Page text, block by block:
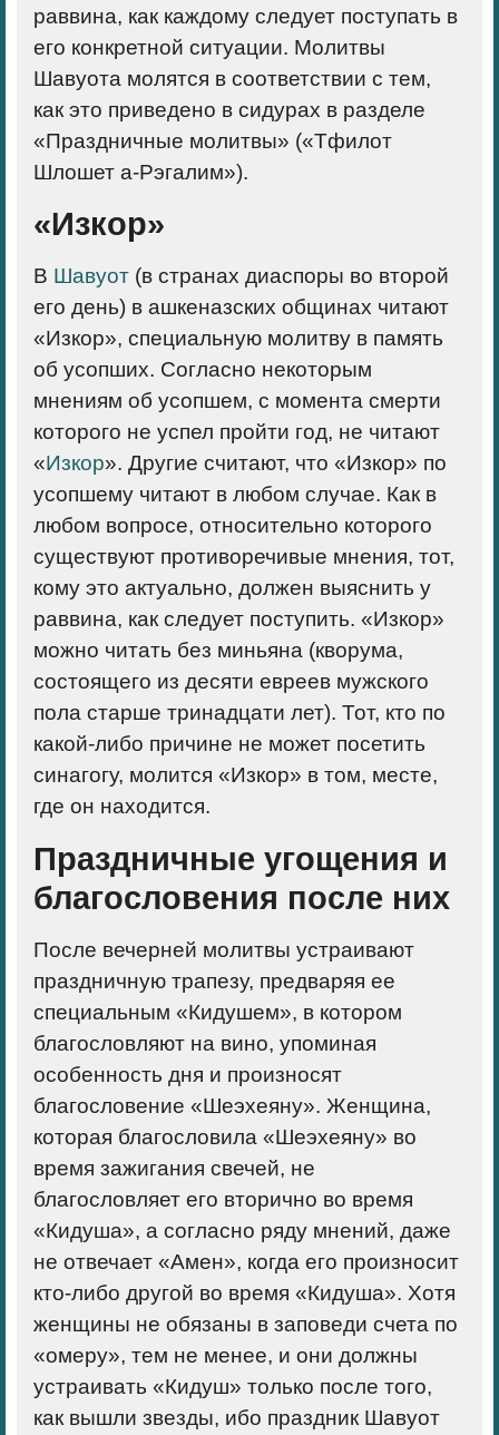
раввина, как каждому следует поступать в
его конкретной ситуации. Молитвы
Шавуота молятся в соответствии с тем,
как это приведено в сидурах в разделе
«Праздничные молитвы» («Тфилот
Шлошет а-Рэгалим»).
«Изкор»
В Шавуот (в странах диаспоры во второй
его день) в ашкеназских общинах читают
«Изкор», специальную молитву в память
об усопших. Согласно некоторым
мнениям об усопшем, с момента смерти
которого не успел пройти год, не читают
«Изкор». Другие считают, что «Изкор» по
усопшему читают в любом случае. Как в
любом вопросе, относительно которого
существуют противоречивые мнения, тот,
кому это актуально, должен выяснить у
раввина, как следует поступить. «Изкор»
можно читать без миньяна (кворума,
состоящего из десяти евреев мужского
пола старше тринадцати лет). Тот, кто по
какой-либо причине не может посетить
синагогу, молится «Изкор» в том, месте,
где он находится.
Праздничные угощения и
благословения после них
После вечерней молитвы устраивают
праздничную трапезу, предваряя ее
специальным «Кидушем», в котором
благословляют на вино, упоминая
особенность дня и произносят
благословение «Шеэхеяну». Женщина,
которая благословила «Шеэхеяну» во
время зажигания свечей, не
благословляет его вторично во время
«Кидуша», а согласно ряду мнений, даже
не отвечает «Амен», когда его произносит
кто-либо другой во время «Кидуша». Хотя
женщины не обязаны в заповеди счета по
«омеру», тем не менее, и они должны
устраивать «Кидуш» только после того,
как вышли звезды, ибо праздник Шавуот